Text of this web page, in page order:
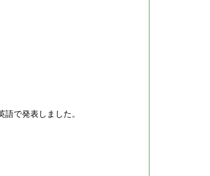
で発表しました。